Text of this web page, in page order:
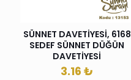
SÜNNET DAVETİYESİ, 6168
SEDEF SÜNNET DÜĞÜN
DAVETİYESİ
3.16 ₺